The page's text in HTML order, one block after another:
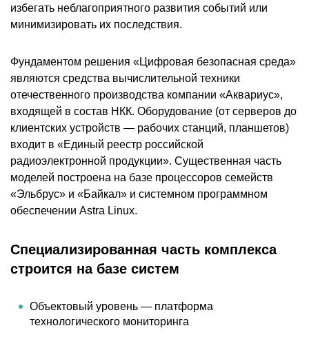
избегать неблагоприятного развития событий или
минимизировать их последствия.
Фундаментом решения «Цифровая безопасная среда»
являются средства вычислительной техники
отечественного производства компании «Аквариус»,
входящей в состав НКК. Оборудование (от серверов до
клиентских устройств — рабочих станций, планшетов)
входит в «Единый реестр российской
радиоэлектронной продукции». Существенная часть
моделей построена на базе процессоров семейств
«Эльбрус» и «Байкал» и системном программном
обеспечении Astra Linux.
Специализированная часть комплекса
строится на базе систем
Объектовый уровень — платформа
технологического мониторинга